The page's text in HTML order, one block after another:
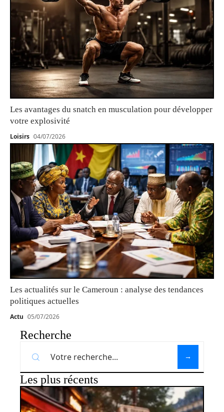
Les avantages du snatch en musculation pour développer
votre explosivité
Loisirs 04/07/2026
Les actualités sur le Cameroun : analyse des tendances
politiques actuelles
Actu 05/07/2026
Recherche
Les plus récents